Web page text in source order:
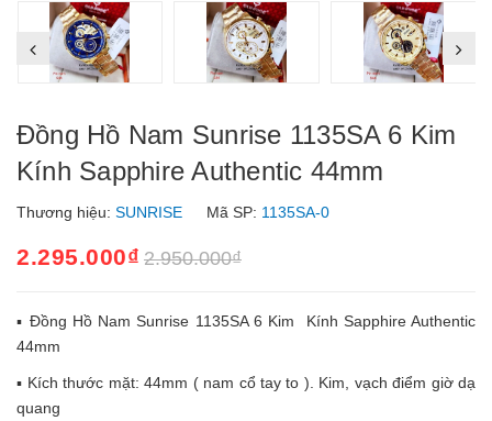
Đồng Hồ Nam Sunrise 1135SA 6 Kim
Kính Sapphire Authentic 44mm
Thương hiệu: SUNRISE Mã SP: 1135SA-0
2.295.000₫ 2.950.000₫
▪️ Đồng Hồ Nam Sunrise 1135SA 6 Kim Kính Sapphire Authentic
44mm
▪️ Kích thước mặt: 44mm ( nam cổ tay to ). Kim, vạch điểm giờ dạ
quang